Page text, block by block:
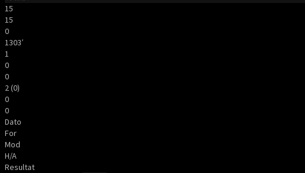
15
15
0
1303′
1
0
0
2 (0)
0
0
Dato
For
Mod
H/A
Resultat